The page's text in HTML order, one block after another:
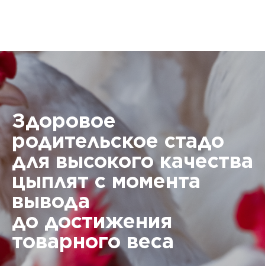
Здоровое
родительское стадо
для высокого качества
цыплят с момента
вывода
до достижения
товарного веса